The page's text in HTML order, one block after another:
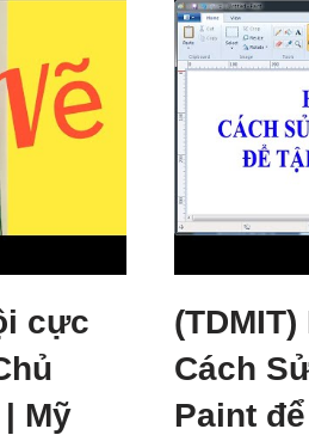
cực
Mỹ
Cách
Paint